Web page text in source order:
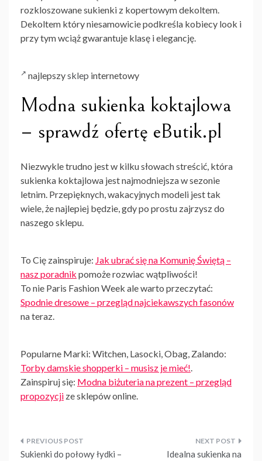
rozkloszowane sukienki z kopertowym dekoltem.
Dekoltem który niesamowicie podkreśla kobiecy look i
przy tym wciąż gwarantuje klasę i elegancję.
najlepszysklep internetowy
Modna sukienka koktajlowa
– sprawdź ofertę eButik.pl
Niezwykle trudno jest w kilku słowach streścić, która
sukienka koktajlowa jest najmodniejsza w sezonie
letnim. Przepięknych, wakacyjnych modeli jest tak
wiele, że najlepiej będzie, gdy po prostu zajrzysz do
naszego sklepu.
To Cię zainspiruje: Jak ubrać się na Komunię Świętą –
nasz poradnik pomoże rozwiac wątpliwości!
To nie Paris Fashion Week ale warto przeczytać:
Spodnie dresowe – przegląd najciekawszych fasonów
na teraz.
Popularne Marki: Witchen, Lasocki, Obag, Zalando:
Torby damskie shopperki – musisz je mieć!
Zainspiruj się: Modna biżuteria na prezent – przegląd
propozycji ze sklepów online.
Nawigacja
Sukienki do połowy łydki –
Idealna sukienka na